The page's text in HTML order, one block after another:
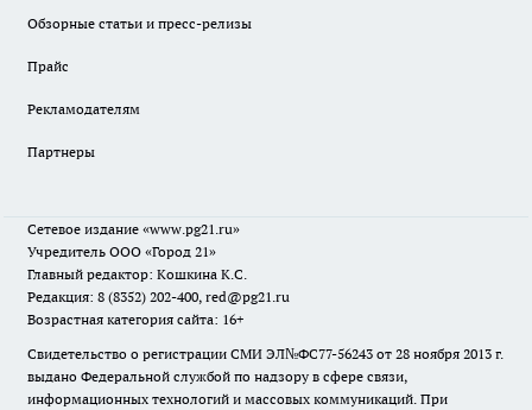
Обзорные статьи и пресс-релизы
Прайс
Рекламодателям
Партнеры
Сетевое издание «www.pg21.ru»
Учредитель ООО «Город 21»
Главный редактор: Кошкина К.С.
Редакция: 8 (8352) 202-400, red@pg21.ru
Возрастная категория сайта: 16+
Свидетельство о регистрации СМИ ЭЛ№ФС77-56243 от 28 ноября 2013 г.
выдано Федеральной службой по надзору в сфере связи,
информационных технологий и массовых коммуникаций. При